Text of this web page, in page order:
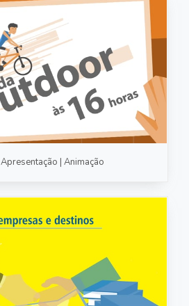
| Animação